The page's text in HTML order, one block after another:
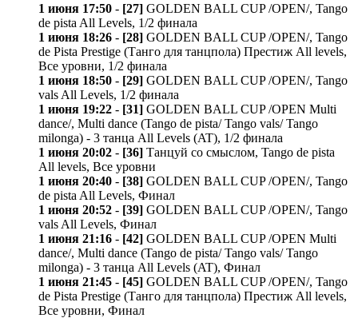
1 июня 17:50 - [27] GOLDEN BALL CUP /OPEN/, Tango
de pista All Levels, 1/2 финала
1 июня 18:26 - [28] GOLDEN BALL CUP /OPEN/, Tango
de Pista Prestige (Танго для танцпола) Престиж All levels,
Все уровни, 1/2 финала
1 июня 18:50 - [29] GOLDEN BALL CUP /OPEN/, Tango
vals All Levels, 1/2 финала
1 июня 19:22 - [31] GOLDEN BALL CUP /OPEN Multi
dance/, Multi dance (Tango de pista/ Tango vals/ Tango
milonga) - 3 танца All Levels (AT), 1/2 финала
1 июня 20:02 - [36] Танцуй со смыслом, Tango de pista
All levels, Все уровни
1 июня 20:40 - [38] GOLDEN BALL CUP /OPEN/, Tango
de pista All Levels, Финал
1 июня 20:52 - [39] GOLDEN BALL CUP /OPEN/, Tango
vals All Levels, Финал
1 июня 21:16 - [42] GOLDEN BALL CUP /OPEN Multi
dance/, Multi dance (Tango de pista/ Tango vals/ Tango
milonga) - 3 танца All Levels (AT), Финал
1 июня 21:45 - [45] GOLDEN BALL CUP /OPEN/, Tango
de Pista Prestige (Танго для танцпола) Престиж All levels,
Все уровни, Финал